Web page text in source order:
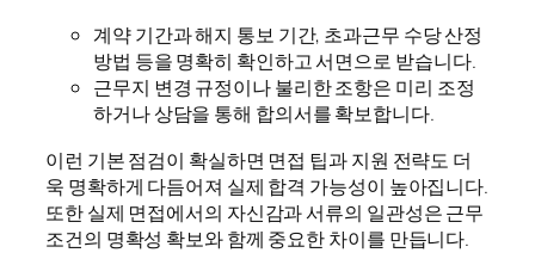
계약 기간과 해지 통보 기간, 초과근무 수당 산정
방법 등을 명확히 확인하고 서면으로 받습니다.
근무지 변경 규정이나 불리한 조항은 미리 조정
하거나 상담을 통해 합의서를 확보합니다.
이런 기본 점검이 확실하면 면접 팁과 지원 전략도 더
욱 명확하게 다듬어져 실제 합격 가능성이 높아집니다.
또한 실제 면접에서의 자신감과 서류의 일관성은 근무
조건의 명확성 확보와 함께 중요한 차이를 만듭니다.